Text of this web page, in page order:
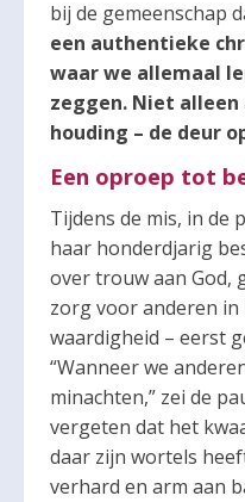
bij de gemeenschap
een authentieke
waar we allemaal
zeggen. Niet
houding – de deur
Een oproep tot
Tijdens de mis, in de
haar honderdjarig
over trouw aan God,
zorg voor anderen
waardigheid – eerst
“Wanneer we
minachten,” zei de
vergeten dat het
daar zijn wortels
verhard en arm aan